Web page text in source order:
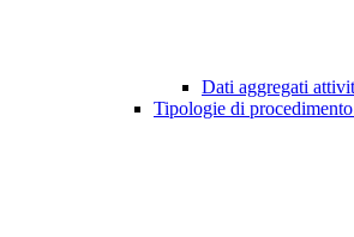
Dati aggregati
Tipologie di procedimento